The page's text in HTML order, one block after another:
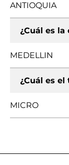
ANTIOQUIA
¿Cuál es
MEDELLIN
¿Cuál es el
MICRO